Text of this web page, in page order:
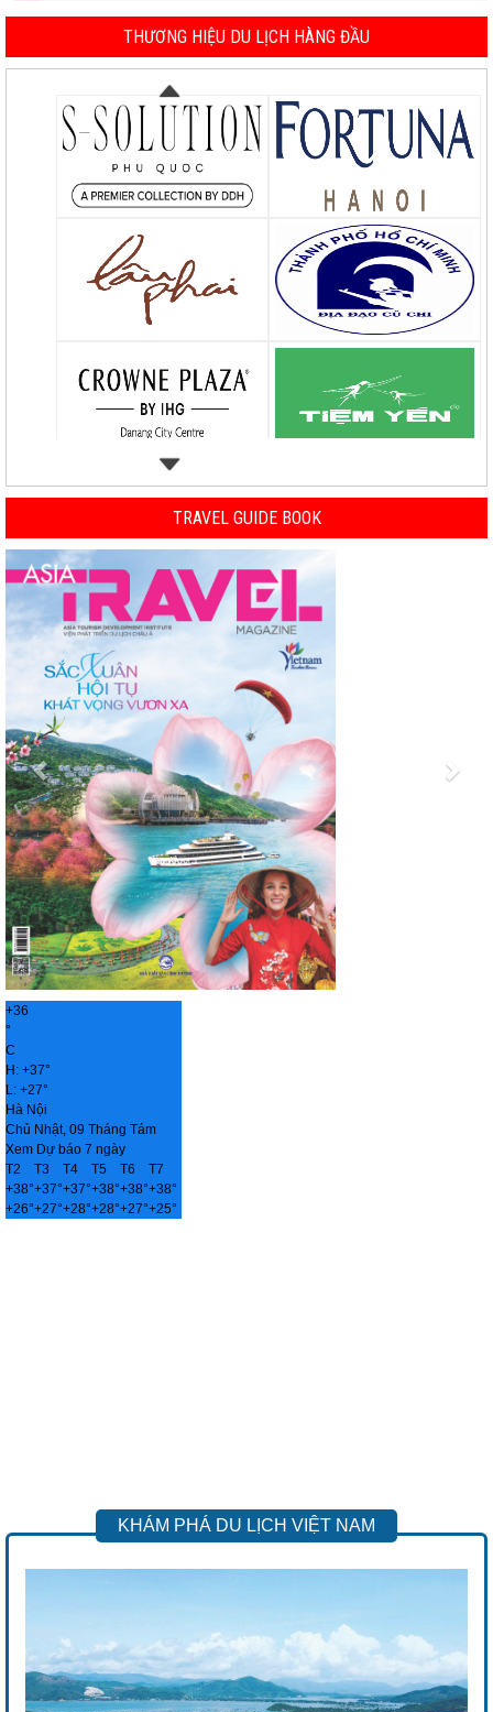
THƯƠNG HIỆU DU LỊCH HÀNG ĐẦU
TRAVEL GUIDE BOOK
Previous
+36
°
C
H: +37°
L: +27°
Hà Nội
Chủ Nhật, 09 Tháng Tám
Xem Dự báo 7 ngày
T2
T3 T4 T5 T6
T7
+38°+37°+37°+38°+38°+38°
+26°+27°+28°+28°+27°+25°
KHÁM PHÁ DU LỊCH VIỆT NAM